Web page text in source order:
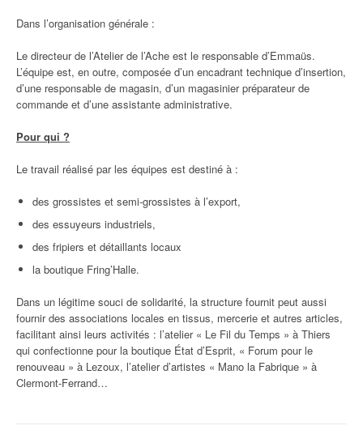
Dans l’organisation générale :
Le directeur de l’Atelier de l’Ache est le responsable d’Emmaüs.
L’équipe est, en outre, composée d’un encadrant technique d’insertion,
d’une responsable de magasin, d’un magasinier préparateur de
commande et d’une assistante administrative.
Pour qui ?
Le travail réalisé par les équipes est destiné à :
des grossistes et semi-grossistes à l’export,
des essuyeurs industriels,
des fripiers et détaillants locaux
la boutique Fring’Halle.
Dans un légitime souci de solidarité, la structure fournit peut aussi
fournir des associations locales en tissus, mercerie et autres articles,
facilitant ainsi leurs activités : l’atelier « Le Fil du Temps » à Thiers
qui confectionne pour la boutique État d’Esprit, « Forum pour le
renouveau » à Lezoux, l’atelier d’artistes « Mano la Fabrique » à
Clermont-Ferrand…